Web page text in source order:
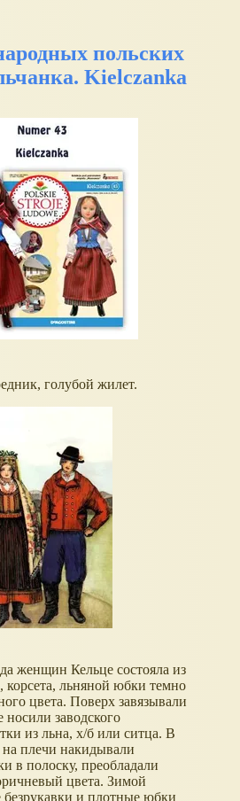
польских
Kielczanka
голубой жилет.
женщин Кельце состояла из
корсета, льняной юбки темно
цвета. Поверх завязывали
заводского
из льна, х/б или ситца. В
плечи накидывали
в полоску, преобладали
цвета. Зимой
и плотные юбки